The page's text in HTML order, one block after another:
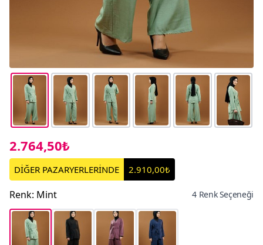
2.764,50₺
DİĞER PAZARYERLERİNDE 2.910,00₺
Renk: Mint 4 Renk Seçeneği